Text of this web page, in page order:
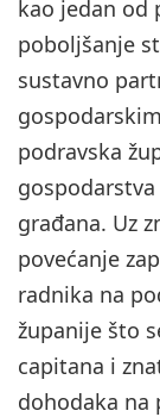
kao jedan od
poboljšanje
sustavno
podravska
građana. Uz
povećanje
radnika na
županije što
capitana i
dohodaka na